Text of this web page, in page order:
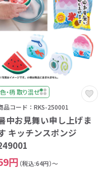
色・柄 取り混ぜ
品コード：RKS-250001
中お見舞い申し上げま
キッチンスポンジ
円 （税込:64円）～